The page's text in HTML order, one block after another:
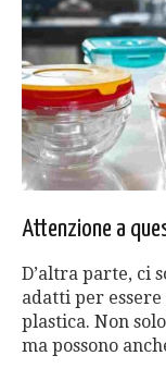
Attenzione a
D’altra parte, ci
adatti per
plastica. Non
ma possono